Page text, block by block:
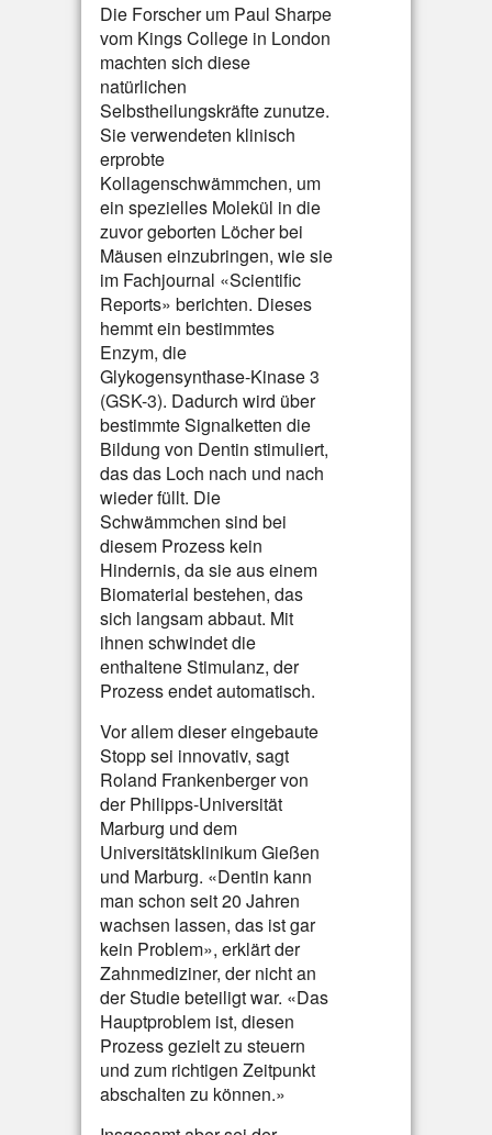
Die Forscher um Paul Sharpe
vom Kings College in London
machten sich diese
natürlichen
Selbstheilungskräfte zunutze.
Sie verwendeten klinisch
erprobte
Kollagenschwämmchen, um
ein spezielles Molekül in die
zuvor geborten Löcher bei
Mäusen einzubringen, wie sie
im Fachjournal «Scientific
Reports» berichten. Dieses
hemmt ein bestimmtes
Enzym, die
Glykogensynthase-Kinase 3
(GSK-3). Dadurch wird über
bestimmte Signalketten die
Bildung von Dentin stimuliert,
das das Loch nach und nach
wieder füllt. Die
Schwämmchen sind bei
diesem Prozess kein
Hindernis, da sie aus einem
Biomaterial bestehen, das
sich langsam abbaut. Mit
ihnen schwindet die
enthaltene Stimulanz, der
Prozess endet automatisch.
Vor allem dieser eingebaute
Stopp sei innovativ, sagt
Roland Frankenberger von
der Philipps-Universität
Marburg und dem
Universitätsklinikum Gießen
und Marburg. «Dentin kann
man schon seit 20 Jahren
wachsen lassen, das ist gar
kein Problem», erklärt der
Zahnmediziner, der nicht an
der Studie beteiligt war. «Das
Hauptproblem ist, diesen
Prozess gezielt zu steuern
und zum richtigen Zeitpunkt
abschalten zu können.»